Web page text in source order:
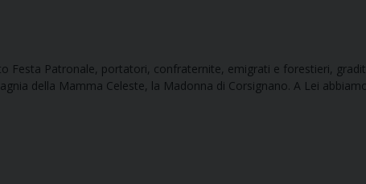
Festa Patronale, portatori, confraternite, emigrati e forestieri,
della Mamma Celeste, la Madonna di Corsignano. A Lei